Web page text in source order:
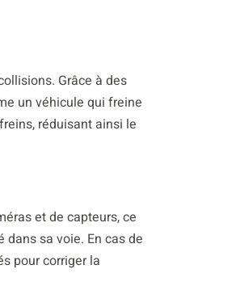
Grâce à des
un véhicule qui freine
réduisant ainsi le
et de capteurs, ce
sa voie. En cas de
pour corriger la